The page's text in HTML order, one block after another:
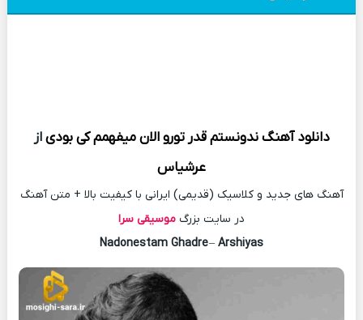
دانلود آهنگ ندونستم قدر تورو الان میفهمم کی بودی از
عرشیاس
آهنگ های جدید و کلاسیک (قدیمی) ایرانی با کیفیت بالا + متن آهنگ
در سایت بزرگ موسیقی سرا
Nadonestam Ghadre– Arshiyas